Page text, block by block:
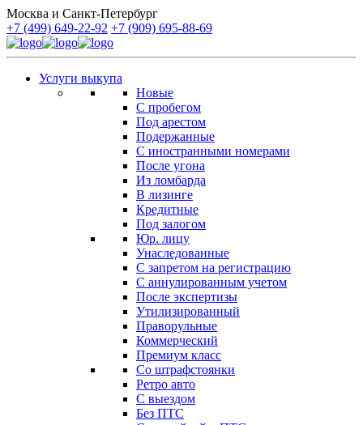
Москва и Санкт-Петербург
+7 (499) 649-22-92 +7 (909) 695-88-69
Услуги выкупа
Новые
С пробегом
Под арестом
Подержанные
С иностранными номерами
После угона
Из ломбарда
В лизинге
Кредитные
Под залогом
Юр. лицу
Унаследованные
С запретом на регистрацию
С аннулированным учетом
После экспертизы
Утилизированный
Праворульные
Коммерческий
Премиум класс
Со штрафстоянки
Ретро авто
С выездом
Без ПТС